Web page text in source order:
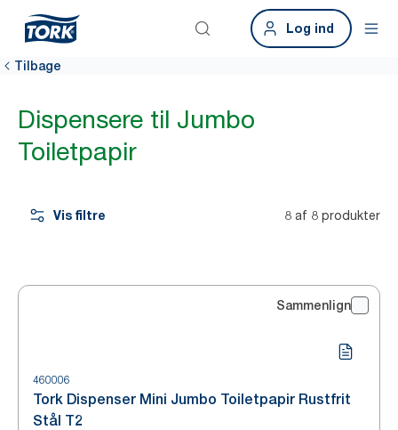
Log ind
Tilbage
Dispensere til Jumbo
Toiletpapir
Vis filtre 8 af 8 produkter
Sammenlign
460006
Tork Dispenser Mini Jumbo Toiletpapir Rustfrit
Stål T2